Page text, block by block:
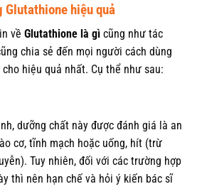
Glutathione hiệu quả
về Glutathione là gì cũng như tác
chia sẻ đến mọi người cách dùng
hiệu quả nhất. Cụ thể như sau:
dưỡng chất này được đánh giá là an
cơ, tĩnh mạch hoặc uống, hít (trừ
Tuy nhiên, đối với các trường hợp
thì nên hạn chế và hỏi ý kiến bác sĩ